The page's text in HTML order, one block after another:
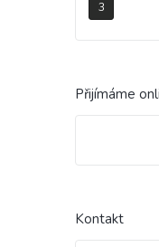
Přijímáme
Kontakt